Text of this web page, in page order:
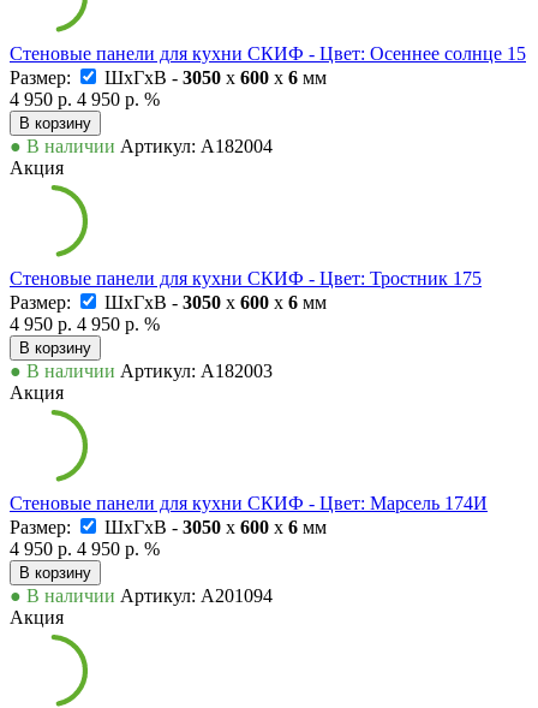
Стеновые панели для кухни СКИФ - Цвет: Осеннее солнце 15
Размер:
ШxГxВ - 3050 x 600 x 6 мм
4 950 р. 4 950 р. %
В корзину
● В наличии Артикул: А182004
Акция
Стеновые панели для кухни СКИФ - Цвет: Тростник 175
Размер:
ШxГxВ - 3050 x 600 x 6 мм
4 950 р. 4 950 р. %
В корзину
● В наличии Артикул: А182003
Акция
Стеновые панели для кухни СКИФ - Цвет: Марсель 174И
Размер:
ШxГxВ - 3050 x 600 x 6 мм
4 950 р. 4 950 р. %
В корзину
● В наличии Артикул: А201094
Акция